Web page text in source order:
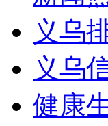
义乌
义乌
健康